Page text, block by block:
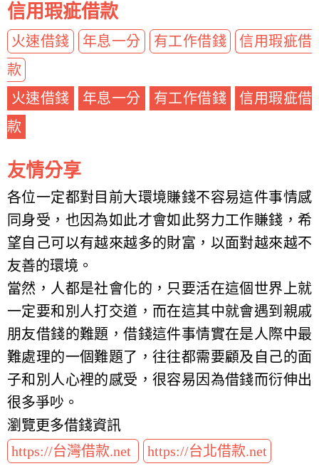
信用瑕疵借款
火速借錢 年息一分 有工作借錢
信用瑕疵借
款
火速借錢
年息一分 有工作借錢
信用瑕疵借
款
友情分享
各位一定都對目前大環境賺錢不容易這件事情感
同身受，也因為如此才會如此努力工作賺錢，希
望自己可以有越來越多的財富，以面對越來越不
友善的環境。
當然，人都是社會化的，只要活在這個世界上就
一定要和別人打交道，而在這其中就會遇到親戚
朋友借錢的難題，借錢這件事情實在是人際中最
難處理的一個難題了，往往都需要顧及自己的面
子和別人心裡的感受，很容易因為借錢而衍伸出
很多爭吵。
瀏覽更多借錢資訊
https://台灣借款.net
https://台北借款.net